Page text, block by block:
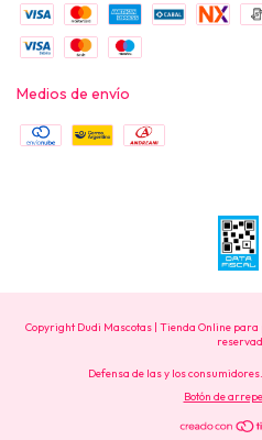
Medios de envío
Copyright Dudi Mascotas | Tienda Online para
Defensa de las y los
Botón de